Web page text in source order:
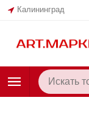
Калининград